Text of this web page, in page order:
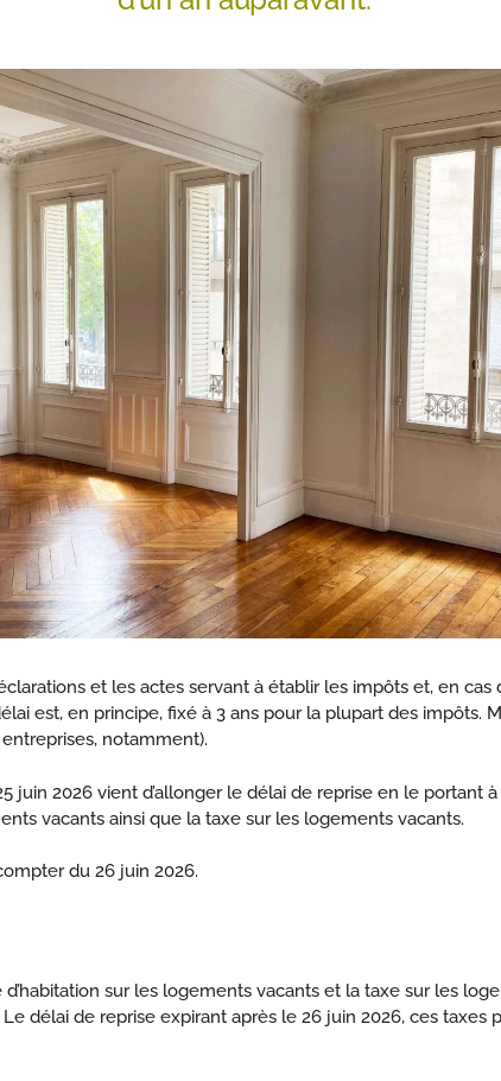
et les actes servant à établir les impôts et, en cas
est, en principe, fixé à 3 ans pour la plupart des impôts.
notamment).
juin 2026 vient d’allonger le délai de reprise en le portant
vacants ainsi que la taxe sur les logements vacants.
du 26 juin 2026.
sur les logements vacants et la taxe sur les
délai de reprise expirant après le 26 juin 2026, ces taxes